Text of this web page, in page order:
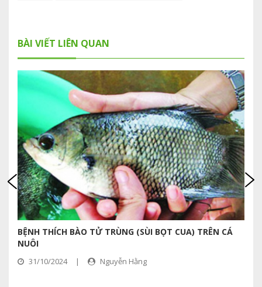
BÀI VIẾT LIÊN QUAN
BỆNH THÍCH BÀO TỬ TRÙNG (SÙI BỌT CUA) TRÊN CÁ
NUÔI
31/10/2024 | Nguyễn Hằng